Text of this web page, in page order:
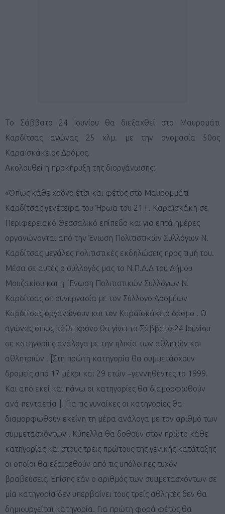
Το Σάββατο 24 Ιουνίου θα διεξαχθεί στο Μαυρομάτι
Καρδίτσας αγώνας 25 χλμ. με την ονομασία 50ος
Καραϊσκάκειος Δρόμος.
Ακολουθεί η προκήρυξη της διοργάνωσης:
«Όπως κάθε χρόνο έτσι και φέτος στο Μαυρομμάτι
Καρδίτσας γενέτειρα του Ήρωα του 21 Γ. Καραϊσκάκη σε
Περιφερειακό Θεσσαλικό επίπεδο και για επτά ημέρες
οργανώνονται από την Ένωση Πολιτιστικών Συλλόγων Ν.
Καρδίτσας μεγάλες πολιτιστικές εκδηλώσεις προς τιμή του.
Μέσα σε αυτές ο σύλλογός μας το Ν.Π.Δ.Δ του Δήμου
Μουζακίου και η ΄Ενωση Πολιτιστικών Συλλόγων Ν.
Καρδίτσας σε συνεργασία με τον Σύλλογο Δρομέων
Καρδίτσας οργανώνουν και τον Καραϊσκάκειο δρόμο . Ο
αγώνας όπως κάθε χρόνο θα γίνει το Σάββατο 24 Ιουνίου
σε κατηγορίες ανάλογα με την ηλικία των αθλητών και
αθλητριών .
[Στη πρώτη κατηγορία θα συμμετάσχουν
δρομείς από 17 μέχρι και 29 ετών –γεννηθέντες το 1999.
Και από εκεί και πάνω οι κατηγορίες θα διαμορφωθούν
ανά πενταετία ]. Για τις γυναίκες οι κατηγορίες θα
διαμορφωθούν εκείνη τη μέρα ανάλογα με τον αριθμό των
συμμετασχόντων . Κύπελλα θα δοθούν στον πρώτο κάθε
κατηγορίας και στους τρεις πρώτους της γενικής κατάταξης
οι οποίοι θα εξαιρεθούν από τις υπόλοιπες τυχόν
βραβεύσεις. Επίσης εάν ο αριθμός των συμμετασχόντων σε
μία κατηγορία δεν υπερβαίνει τους τρείς αθλητές δεν θα
δημιουργείται κατηγορία. Για πρώτη φορά φέτος θα